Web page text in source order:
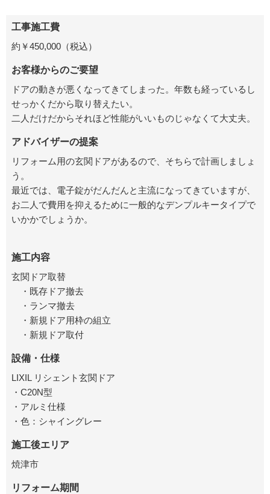
工事施工費
約￥450,000（税込）
お客様からのご要望
ドアの動きが悪くなってきてしまった。年数も経っているし
せっかくだから取り替えたい。
二人だけだからそれほど性能がいいものじゃなくて大丈夫。
アドバイザーの提案
リフォーム用の玄関ドアがあるので、そちらで計画しましょ
う。
最近では、電子錠がだんだんと主流になってきていますが、
お二人で費用を抑えるために一般的なデンプルキータイプで
いかかでしょうか。
施工内容
玄関ドア取替
・既存ドア撤去
・ランマ撤去
・新規ドア用枠の組立
・新規ドア取付
設備・仕様
LIXIL リシェント玄関ドア
・C20N型
・アルミ仕様
・色：シャイングレー
施工後エリア
焼津市
リフォーム期間